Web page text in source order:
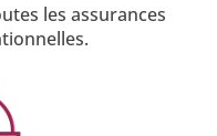
les assurances